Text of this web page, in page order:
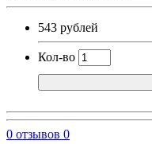
543 рублей
Кол-во
0 отзывов 0